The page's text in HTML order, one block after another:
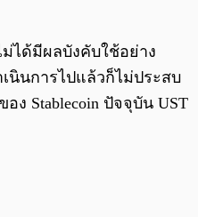
ได้มีผลบังคับใช้อย่าง
นการไปแล้วก็ไม่ประสบ
ง Stablecoin ปัจจุบัน UST